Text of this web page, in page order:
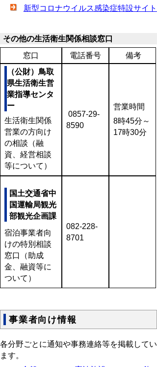
新型コロナウイルス感染症特設サイト
その他の生活衛生関係相談窓口
窓口 電話番号
備考
（公財）鳥取
県生活衛生営
業指導センタ
ー
生活衛生関係
営業の方向け
の相談（融
資、経営相談
等について）
0857-29-
8590
営業時間
8時45分～
17時30分
国土交通省中
国運輸局観光
部観光企画課
宿泊事業者向
けの特別相談
窓口（助成
金、融資等に
ついて）
082-228-
8701
事業者向け情報
各分野ごとに通知や事務連絡等を掲載してい
ます。